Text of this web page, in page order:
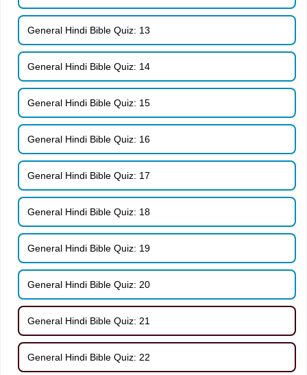
General Hindi Bible Quiz: 13
General Hindi Bible Quiz: 14
General Hindi Bible Quiz: 15
General Hindi Bible Quiz: 16
General Hindi Bible Quiz: 17
General Hindi Bible Quiz: 18
General Hindi Bible Quiz: 19
General Hindi Bible Quiz: 20
General Hindi Bible Quiz: 21
General Hindi Bible Quiz: 22